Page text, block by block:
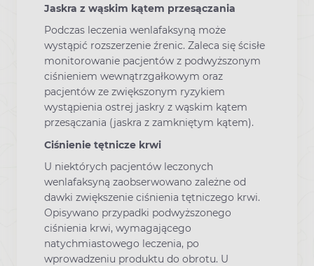
Jaskra z wąskim kątem przesączania
Podczas leczenia wenlafaksyną może
wystąpić rozszerzenie źrenic. Zaleca się ścisłe
monitorowanie pacjentów z podwyższonym
ciśnieniem wewnątrzgałkowym oraz
pacjentów ze zwiększonym ryzykiem
wystąpienia ostrej jaskry z wąskim kątem
przesączania (jaskra z zamkniętym kątem).
Ciśnienie tętnicze krwi
U niektórych pacjentów leczonych
wenlafaksyną zaobserwowano zależne od
dawki zwiększenie ciśnienia tętniczego krwi.
Opisywano przypadki podwyższonego
ciśnienia krwi, wymagającego
natychmiastowego leczenia, po
wprowadzeniu produktu do obrotu. U